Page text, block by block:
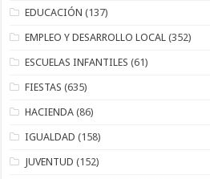
EDUCACIÓN (137)
EMPLEO Y DESARROLLO LOCAL (352)
ESCUELAS INFANTILES (61)
FIESTAS (635)
HACIENDA (86)
IGUALDAD (158)
JUVENTUD (152)